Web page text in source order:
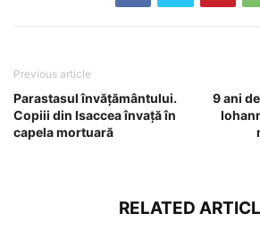
Previous article
Parastasul învățământului.
Copiii din Isaccea învață în
capela mortuară
9 ani
RELATED